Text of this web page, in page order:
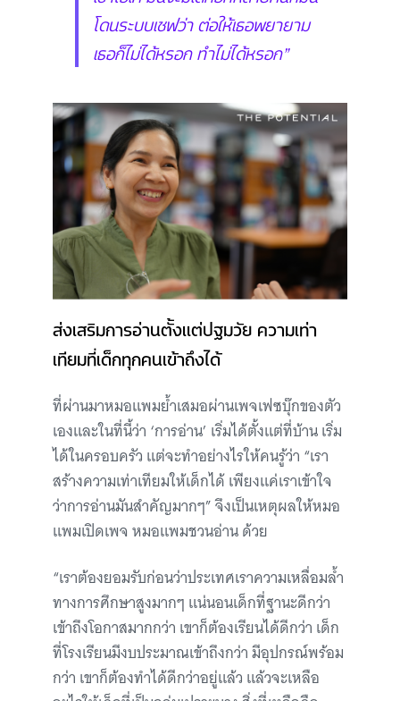
โดนระบบเชฟว่า ต่อให้เธอพยายาม
เธอก็ไม่ได้หรอก ทำไม่ได้หรอก”
ส่งเสริมการอ่านตั้งแต่ปฐมวัย ความเท่า
เทียมที่เด็กทุกคนเข้าถึงได้
ที่ผ่านมาหมอแพมย้ำเสมอผ่านเพจเฟซบุ๊กของตัว
เองและในที่นี้ว่า ‘การอ่าน’ เริ่มได้ตั้งแต่ที่บ้าน เริ่ม
ได้ในครอบครัว แต่จะทำอย่างไรให้คนรู้ว่า “เรา
สร้างความเท่าเทียมให้เด็กได้ เพียงแค่เราเข้าใจ
ว่าการอ่านมันสำคัญมากๆ” จึงเป็นเหตุผลให้หมอ
แพมเปิดเพจ หมอแพมชวนอ่าน ด้วย
“เราต้องยอมรับก่อนว่าประเทศเราความเหลื่อมล้ำ
ทางการศึกษาสูงมากๆ แน่นอนเด็กที่ฐานะดีกว่า
เข้าถึงโอกาสมากกว่า เขาก็ต้องเรียนได้ดีกว่า เด็ก
ที่โรงเรียนมีงบประมาณเข้าถึงกว่า มีอุปกรณ์พร้อม
กว่า เขาก็ต้องทำได้ดีกว่าอยู่แล้ว แล้วจะเหลือ